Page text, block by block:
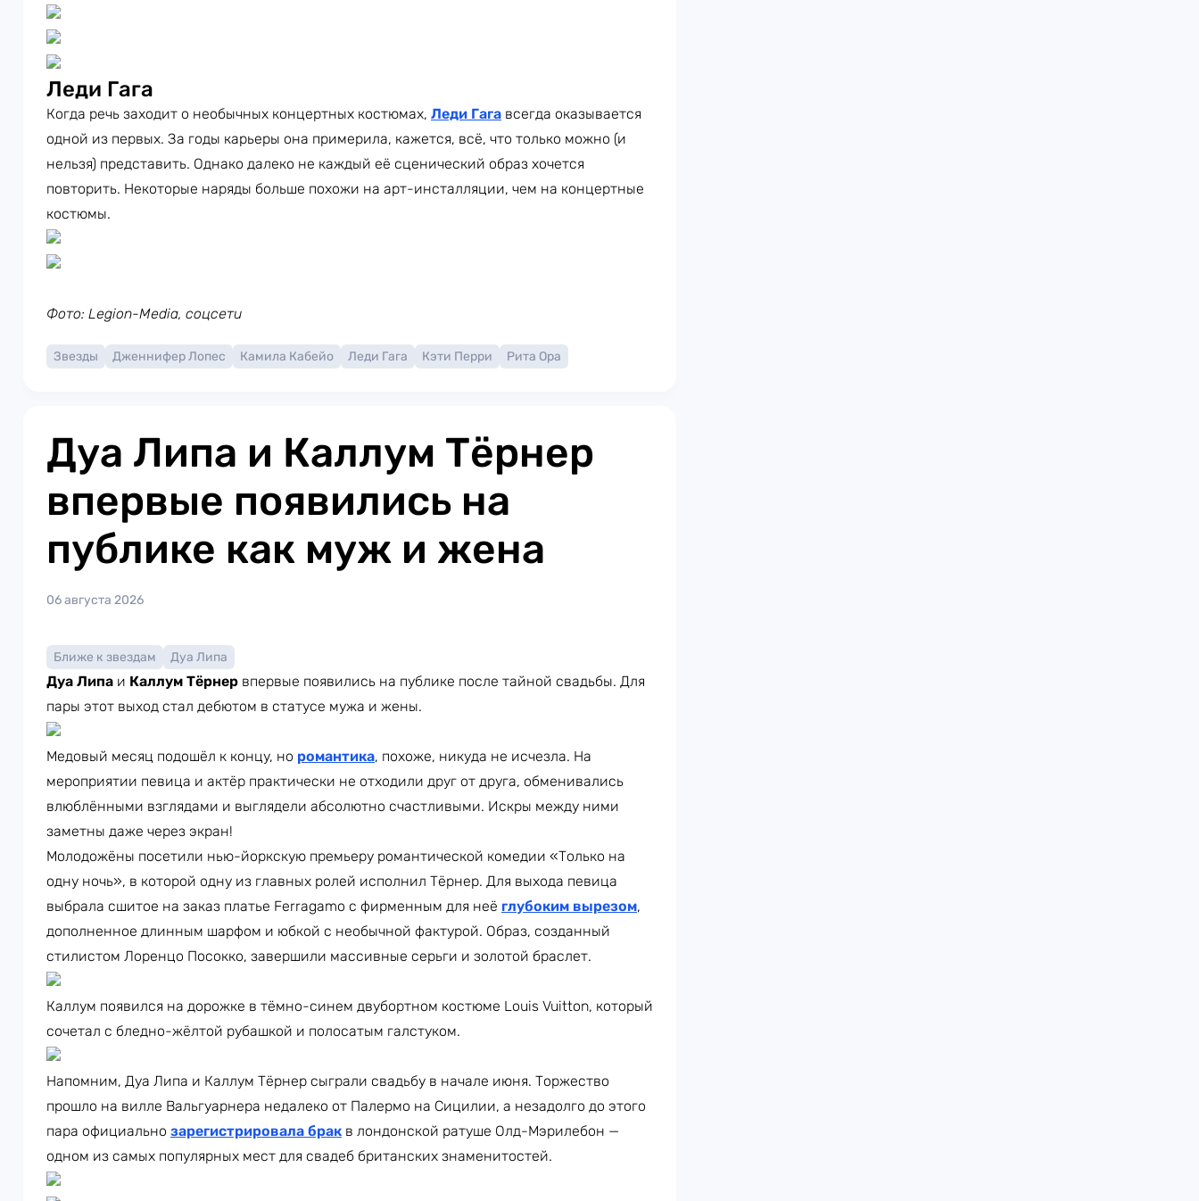
Леди Гага
Когда речь заходит о необычных концертных костюмах, Леди Гага всегда оказывается
одной из первых. За годы карьеры она примерила, кажется, всё, что только можно (и
нельзя) представить. Однако далеко не каждый её сценический образ хочется
повторить. Некоторые наряды больше похожи на арт-инсталляции, чем на концертные
костюмы.
Фото: Legion-Media, соцсети
Звезды Дженнифер Лопес Камила Кабейо Леди Гага Кэти Перри Рита Ора
Дуа Липа и Каллум Тёрнер
впервые появились на
публике как муж и жена
06 августа 2026
Ближе к звездам Дуа Липа
Дуа Липа и Каллум Тёрнер впервые появились на публике после тайной свадьбы. Для
пары этот выход стал дебютом в статусе мужа и жены.
Медовый месяц подошёл к концу, но романтика, похоже, никуда не исчезла. На
мероприятии певица и актёр практически не отходили друг от друга, обменивались
влюблёнными взглядами и выглядели абсолютно счастливыми. Искры между ними
заметны даже через экран!
Молодожёны посетили нью-йоркскую премьеру романтической комедии «Только на
одну ночь», в которой одну из главных ролей исполнил Тёрнер. Для выхода певица
выбрала сшитое на заказ платье Ferragamo с фирменным для неё глубоким вырезом,
дополненное длинным шарфом и юбкой с необычной фактурой. Образ, созданный
стилистом Лоренцо Посокко, завершили массивные серьги и золотой браслет.
Каллум появился на дорожке в тёмно-синем двубортном костюме Louis Vuitton, который
сочетал с бледно-жёлтой рубашкой и полосатым галстуком.
Напомним, Дуа Липа и Каллум Тёрнер сыграли свадьбу в начале июня. Торжество
прошло на вилле Вальгуарнера недалеко от Палермо на Сицилии, а незадолго до этого
пара официально зарегистрировала брак в лондонской ратуше Олд-Мэрилебон —
одном из самых популярных мест для свадеб британских знаменитостей.